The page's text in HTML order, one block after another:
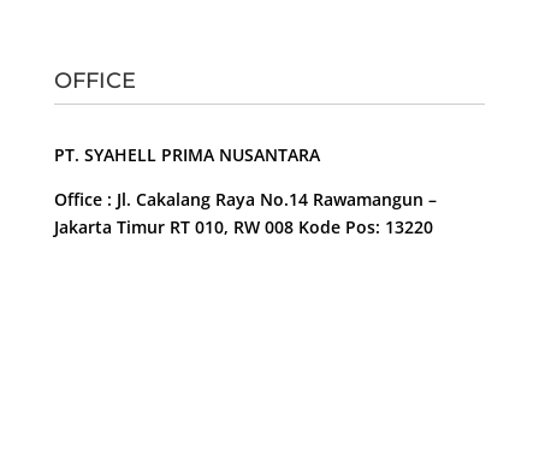
OFFICE
PT. SYAHELL PRIMA NUSANTARA
Office : Jl. Cakalang Raya No.14 Rawamangun –
Jakarta Timur RT 010, RW 008 Kode Pos: 13220